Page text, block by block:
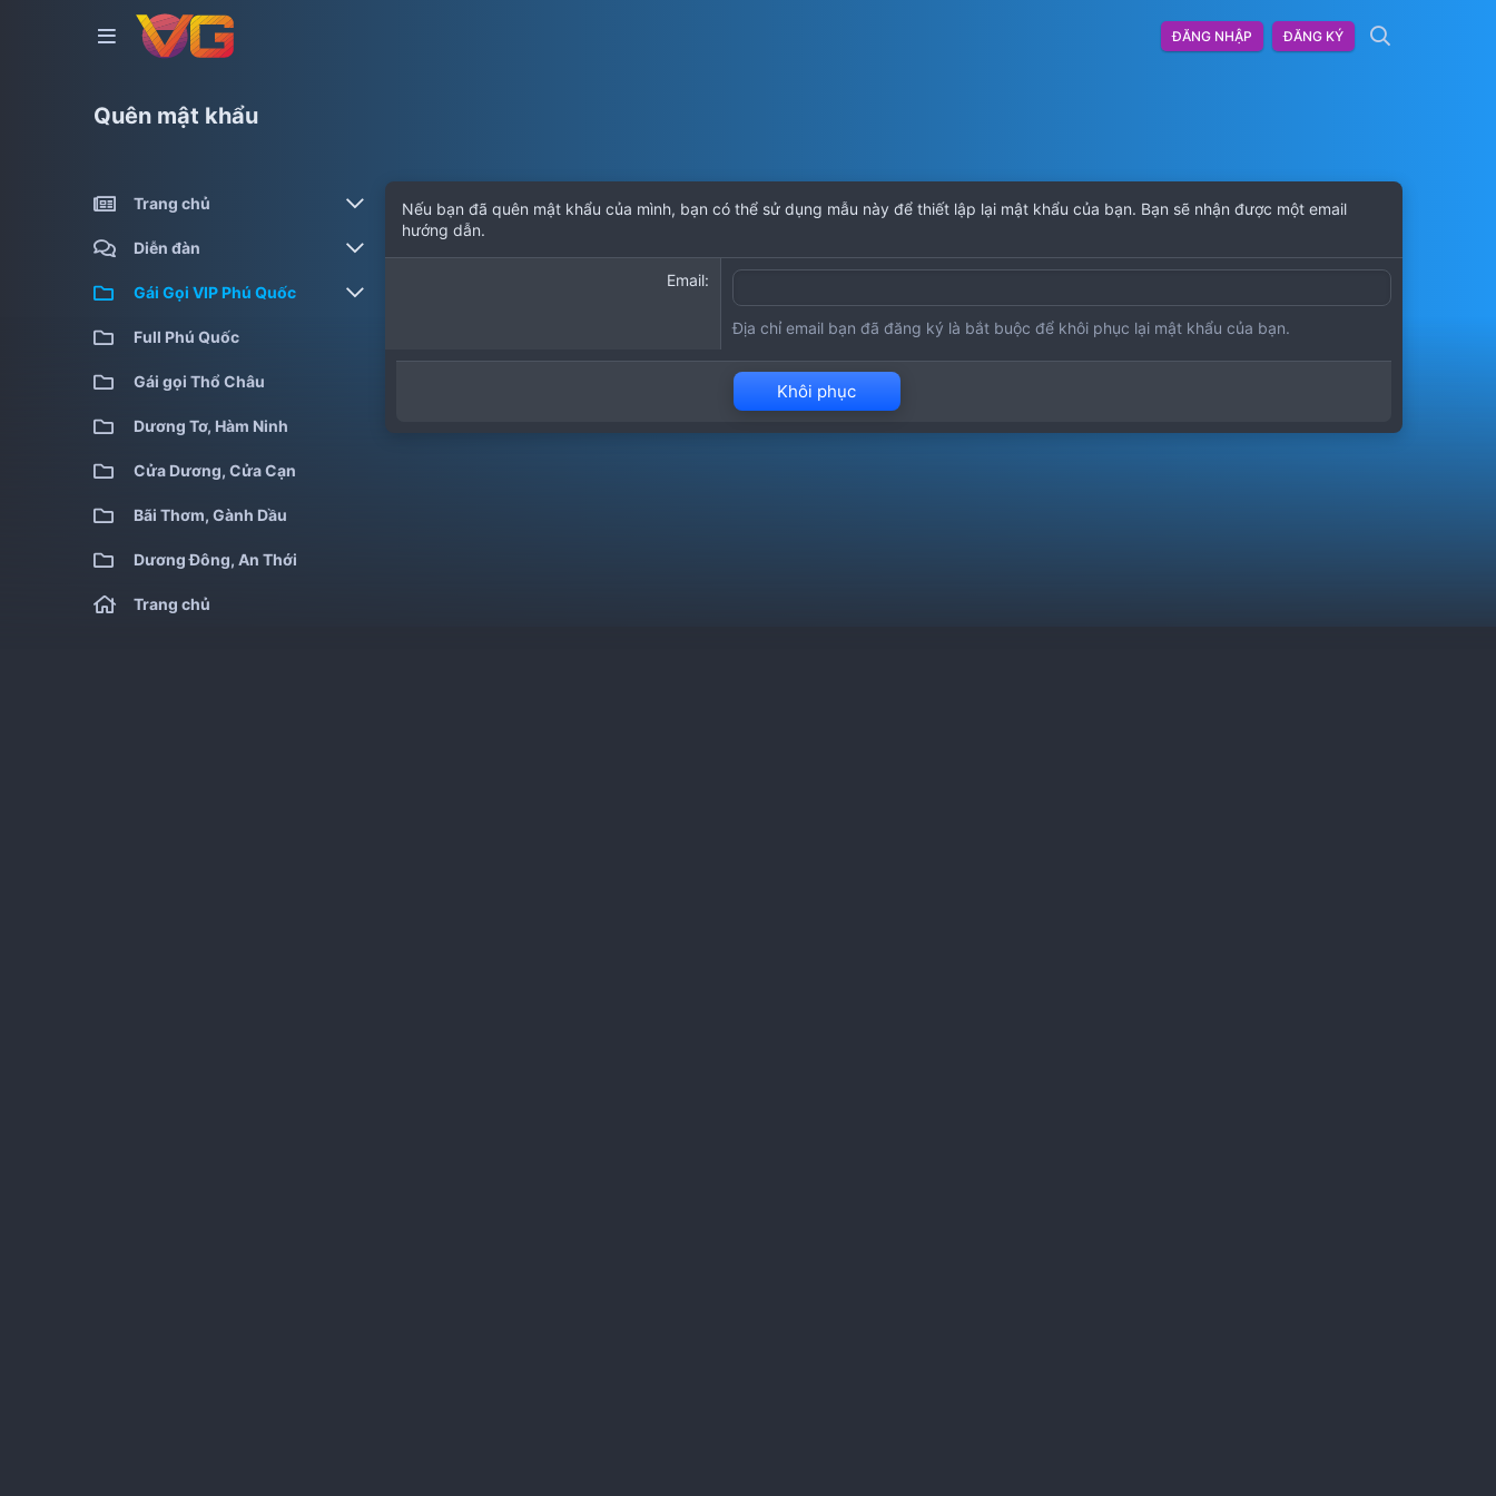
ĐĂNG NHẬP ĐĂNG KÝ
Quên mật khẩu
Trang chủ
Gái gọi kiểm định
Gái gọi cao cấp
Gái gọi siêu cấp
Diễn đàn
Bài viết mới
Tìm chủ đề
Gái Gọi VIP Phú Quốc
Full Phú Quốc
Full Phú Quốc
Gái gọi Thổ Châu
Dương Tơ, Hàm Ninh
Cửa Dương, Cửa Cạn
Bãi Thơm, Gành Dầu
Dương Đông, An Thới
Trang chủ
Nếu bạn đã quên mật khẩu của mình, bạn có thể sử dụng mẫu này để thiết lập lại mật khẩu của bạn. Bạn sẽ nhận được một email
hướng dẫn.
Email
Địa chỉ email bạn đã đăng ký là bắt buộc để khôi phục lại mật khẩu của bạn.
Khôi phục